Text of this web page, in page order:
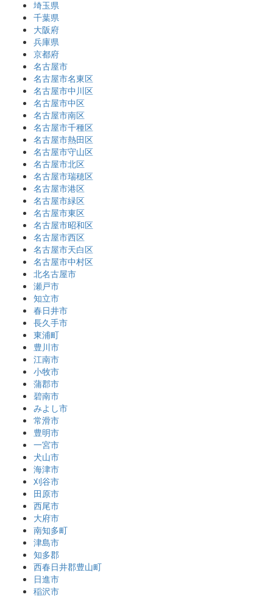
埼玉県
千葉県
大阪府
兵庫県
京都府
名古屋市
名古屋市名東区
名古屋市中川区
名古屋市中区
名古屋市南区
名古屋市千種区
名古屋市熱田区
名古屋市守山区
名古屋市北区
名古屋市瑞穂区
名古屋市港区
名古屋市緑区
名古屋市東区
名古屋市昭和区
名古屋市西区
名古屋市天白区
名古屋市中村区
北名古屋市
瀬戸市
知立市
春日井市
長久手市
東浦町
豊川市
江南市
小牧市
蒲郡市
碧南市
みよし市
常滑市
豊明市
一宮市
犬山市
海津市
刈谷市
田原市
西尾市
大府市
南知多町
津島市
知多郡
西春日井郡豊山町
日進市
稲沢市